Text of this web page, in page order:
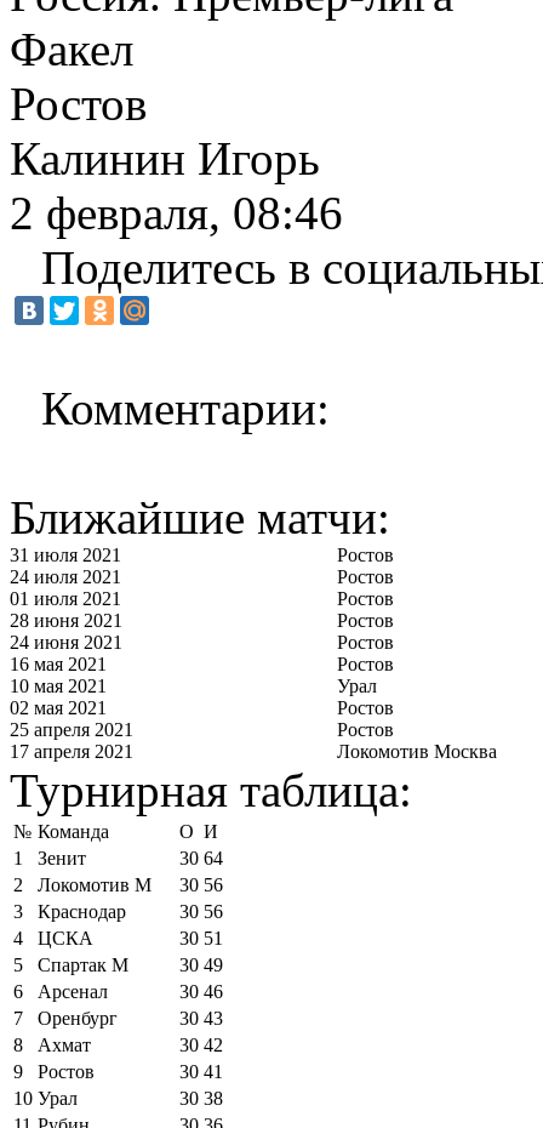
Факел
Ростов
Калинин Игорь
2 февраля, 08:46
Поделитесь в
Комментарии:
Ближайшие матчи:
31 июля 2021
Ростов
24 июля 2021
Ростов
01 июля 2021
Ростов
28 июня 2021
Ростов
24 июня 2021
Ростов
16 мая 2021
Ростов
10 мая 2021
Урал
02 мая 2021
Ростов
25 апреля 2021
Ростов
17 апреля 2021
Локомотив Москва
Турнирная таблица:
№ Команда О И
1
Зенит 30 64
2
Локомотив М 30 56
3
Краснодар 30 56
4
ЦСКА 30 51
5
Спартак М 30 49
6
Арсенал 30 46
7
Оренбург 30 43
8
Ахмат 30 42
9
Ростов 30 41
10 Урал 30 38